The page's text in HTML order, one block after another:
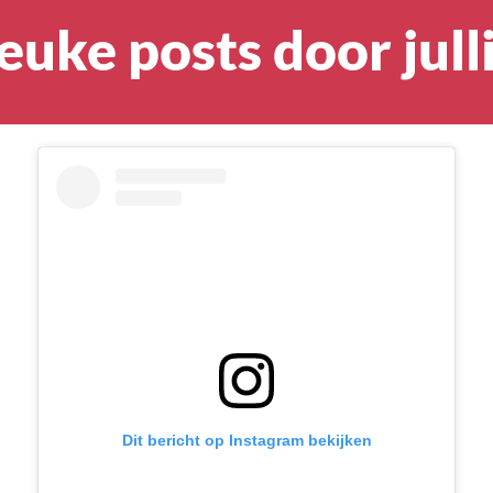
posts door
Dit bericht op Instagram bekijken